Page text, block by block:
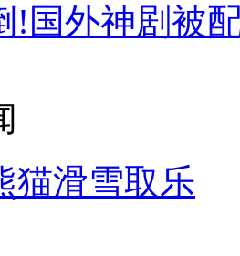
!国外神剧被
猫滑雪取乐